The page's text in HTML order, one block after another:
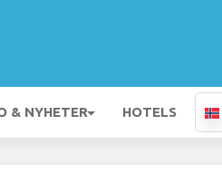
& NYHETER HOTELS